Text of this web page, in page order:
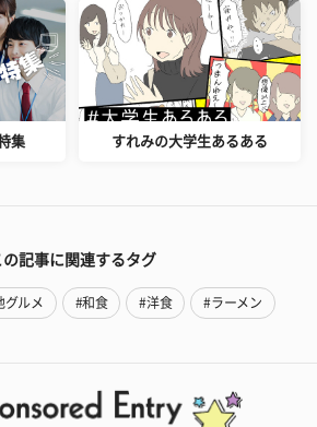
集 すれみの大学生あるある
の記事に関連するタグ
グルメ #和食 #洋食 #ラーメン